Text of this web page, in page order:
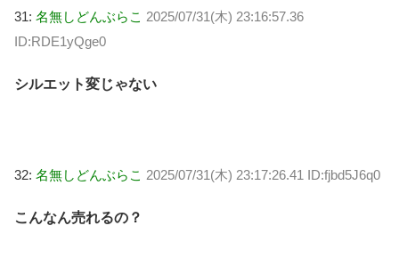
31: 名無しどんぶらこ 2025/07/31(木) 23:16:57.36
ID:RDE1yQge0
シルエット変じゃない
32: 名無しどんぶらこ 2025/07/31(木) 23:17:26.41 ID:fjbd5J6q0
こんなん売れるの？